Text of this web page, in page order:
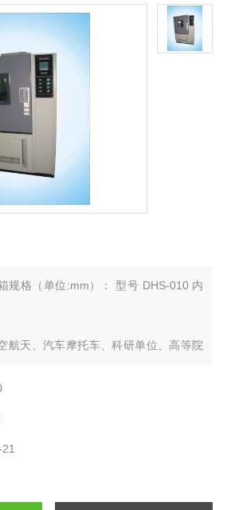
规格（单位:mm）： 型号 DHS-010 内
航天、汽车摩托车、科研单位、高等院
贮存和使用时的适应性试验，检测其各